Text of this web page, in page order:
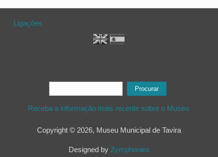
Ligações
Formulário de procura
Receba a informação mais recente sobre o Museu
Copyright © 2026, Museu Municipal de Tavira
Designed by Zymphonies